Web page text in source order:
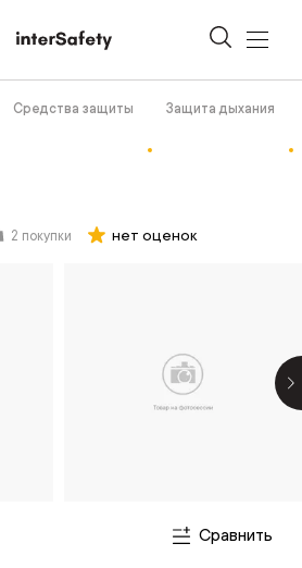
Средства защиты Защита дыхания
2 покупки нет оценок
Сравнить